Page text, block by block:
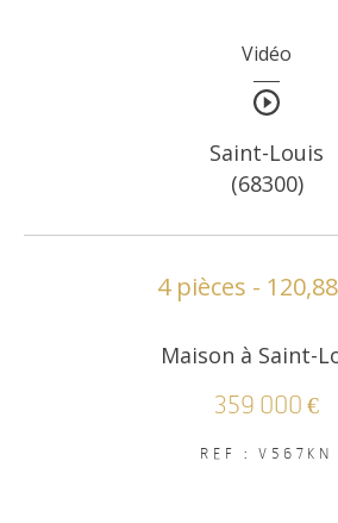
Saint-Louis
(68300)
4 pièces -
Maison à Saint-
359 000 €
REF : V567KN
Vidéo
NOUVEAUTÉS